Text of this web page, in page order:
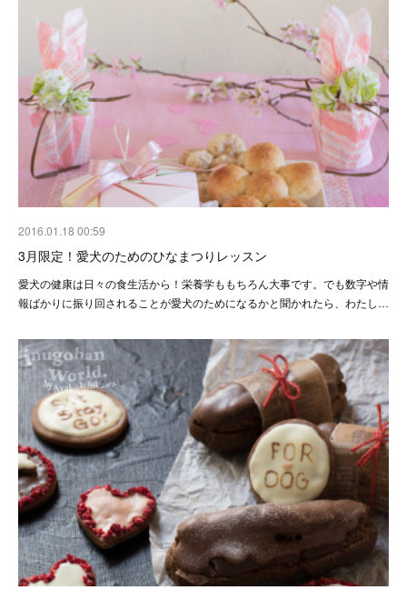
2016.01.18 00:59
3月限定！愛犬のためのひなまつりレッスン
愛犬の健康は日々の食生活から！栄養学ももちろん大事です。でも数字や情
報ばかりに振り回されることが愛犬のためになるかと聞かれたら、わたし…